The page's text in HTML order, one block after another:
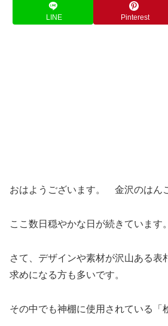
LINE Pinterest
おはようございます。 金沢のはん
ここ数日穏やかな日が続きています。
さて、デザインや素材が沢山ある表
求めになる方も多いです。
その中でも神棚に使用されている「